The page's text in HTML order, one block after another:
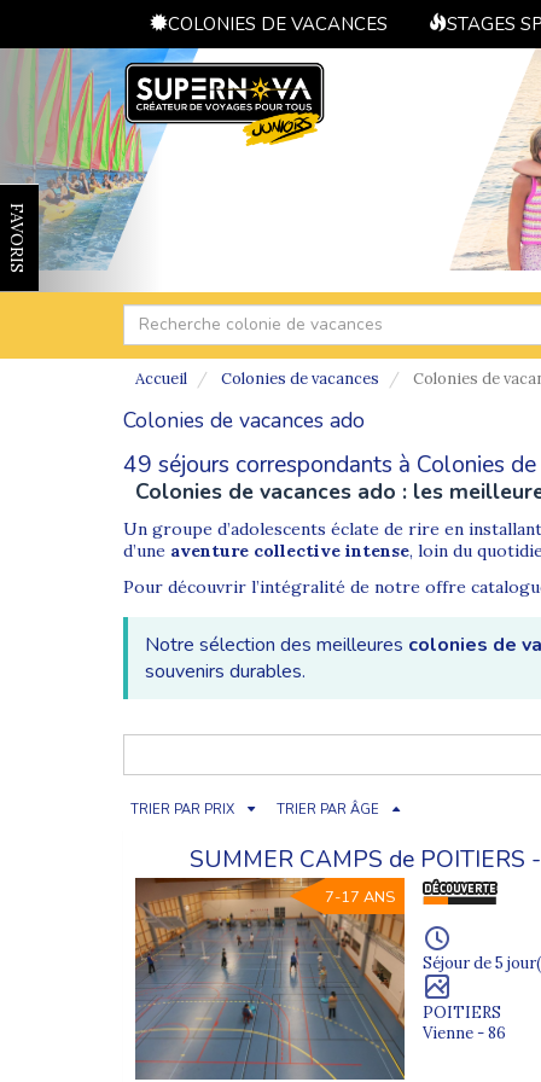
COLONIES DE VACANCES STAGES
FAVORIS
Accueil Colonies de vacances Colonies de
Colonies de vacances ado
49 séjours correspondants à Colonies
Colonies de vacances ado : les
Un groupe d’adolescents éclate de rire en
d’une aventure collective intense, loin du
Pour découvrir l’intégralité de notre offre
Notre sélection des meilleures colonies de
souvenirs durables.
Pourquoi partir en colonie de vacances ado ?
est un moment clé
L’autonomie et la prise d’initiative au quotidien
Les rencontres avec des jeunes du même âge
Le dépassement de soi lors d’activités sportives
Notre sélection de colonies de vacances pour ados
Chez Supernova Juniors, chaque séjour est
TRIER PAR PRIX TRIER PAR ÂGE
SUMMER CAMPS de POITIERS
7-17 ANS
Séjour de 5
POITIERS
Vienne - 86